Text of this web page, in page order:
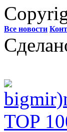
Все новости